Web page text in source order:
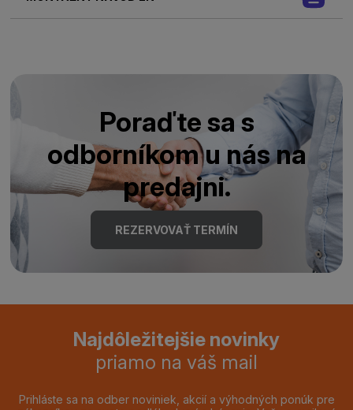
Poraďte sa s
odborníkom u nás na
predajni.
REZERVOVAŤ TERMÍN
Najdôležitejšie novinky
priamo na váš mail
Prihláste sa na odber noviniek, akcií a výhodných ponúk pre